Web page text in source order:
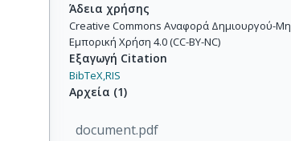
Άδεια χρήσης
Creative Commons Αναφορά Δημιουργού-Μη
Εμπορική Χρήση 4.0 (CC-BY-NC)
Εξαγωγή Citation
BibTeX,RIS
Αρχεία (1)
document.pdf